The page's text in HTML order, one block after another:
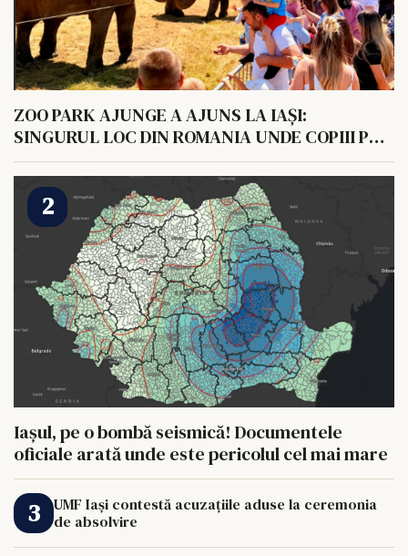
ZOO PARK AJUNGE A AJUNS LA IAȘI:
SINGURUL LOC DIN ROMANIA UNDE COPIII POT
HRANI UN ELEFANT
Iașul, pe o bombă seismică! Documentele
oficiale arată unde este pericolul cel mai mare
UMF Iași contestă acuzațiile aduse la ceremonia
de absolvire